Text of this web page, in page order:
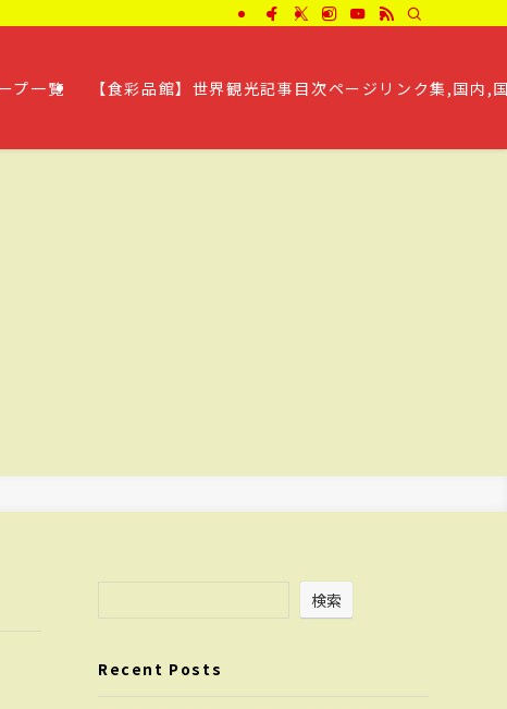
プ一覧 【食彩品館】世界観光記事目次ページリンク集,国
検索
Recent Posts